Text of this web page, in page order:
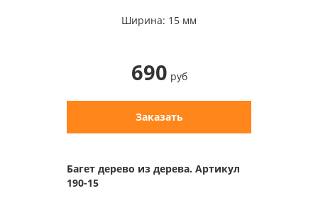
Ширина: 15 мм
690 руб
Заказать
Багет дерево из дерева. Артикул
190-15